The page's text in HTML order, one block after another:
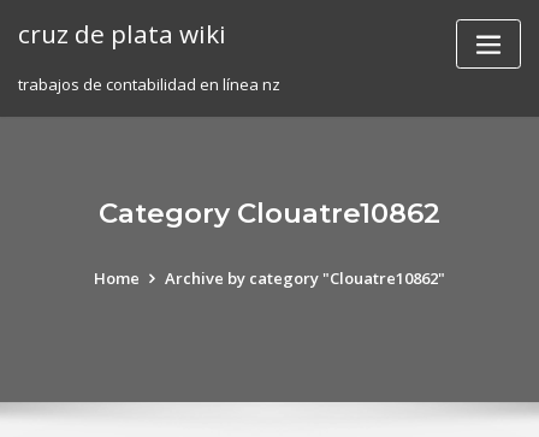
cruz de plata wiki
trabajos de contabilidad en línea nz
Category Clouatre10862
Home Archive by category "Clouatre10862"